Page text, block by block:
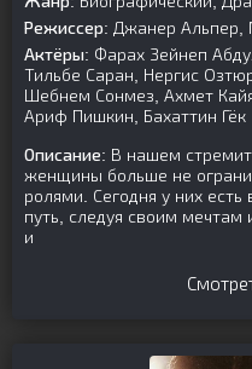
Режиссер: Джанер Альпер,
Актёры: Фарах Зейнеп
Тильбе Саран, Нергис
Шебнем Сонмез, Ахмет
Ариф Пишкин, Бахаттин Гёк
Описание: В нашем
женщины больше не
ролями. Сегодня у них
путь, следуя своим мечтам
и